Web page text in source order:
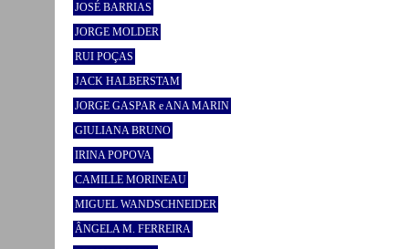
JOSÉ BARRIAS
JORGE MOLDER
RUI POÇAS
JACK HALBERSTAM
JORGE GASPAR e ANA MARIN
GIULIANA BRUNO
IRINA POPOVA
CAMILLE MORINEAU
MIGUEL WANDSCHNEIDER
ÂNGELA M. FERREIRA